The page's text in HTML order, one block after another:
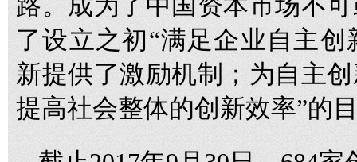
路。成为了中国资本市场不
了设立之初“满足企业自主
新提供了激励机制；为自主
提高社会整体的创新效率”的